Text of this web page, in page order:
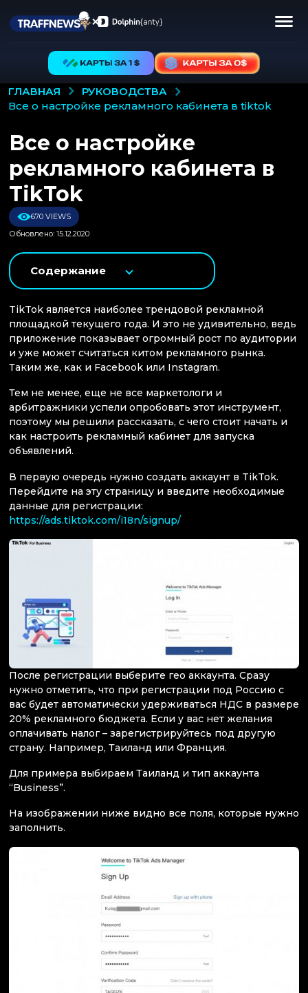
ГЛАВНАЯ
РУКОВОДСТВА
все о настройке рекламного кабинета в tiktok
Все о настройке
рекламного кабинета в
TikTok
670 VIEWS
Обновлено: 15.12.2020
Содержание
TikTok является наиболее трендовой рекламной
площадкой текущего года. И это не удивительно, ведь
приложение показывает огромный рост по аудитории
и уже может считаться китом рекламного рынка.
Таким же, как и Facebook или Instagram.
Тем не менее, еще не все маркетологи и
арбитражники успели опробовать этот инструмент,
поэтому мы решили рассказать, с чего стоит начать и
как настроить рекламный кабинет для запуска
объявлений.
В первую очередь нужно создать аккаунт в TikTok.
Перейдите на эту страницу и введите необходимые
данные для регистрации:
https://ads.tiktok.com/i18n/signup/
После регистрации выберите гео аккаунта. Сразу
нужно отметить, что при регистрации под Россию с
вас будет автоматически удерживаться НДС в размере
20% рекламного бюджета. Если у вас нет желания
оплачивать налог – зарегистрируйтесь под другую
страну. Например, Таиланд или Франция.
Для примера выбираем Таиланд и тип аккаунта
“Business”.
На изображении ниже видно все поля, которые нужно
заполнить.